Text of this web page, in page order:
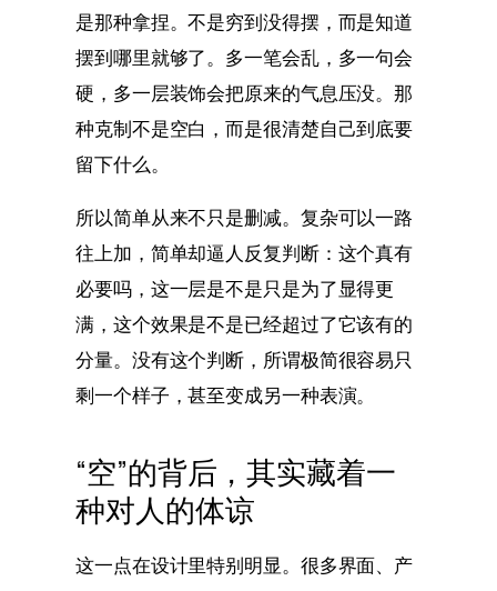
是那种拿捏。不是穷到没得摆，而是知道
摆到哪里就够了。多一笔会乱，多一句会
硬，多一层装饰会把原来的气息压没。那
种克制不是空白，而是很清楚自己到底要
留下什么。
所以简单从来不只是删减。复杂可以一路
往上加，简单却逼人反复判断：这个真有
必要吗，这一层是不是只是为了显得更
满，这个效果是不是已经超过了它该有的
分量。没有这个判断，所谓极简很容易只
剩一个样子，甚至变成另一种表演。
“空”的背后，其实藏着一
种对人的体谅
这一点在设计里特别明显。很多界面、产